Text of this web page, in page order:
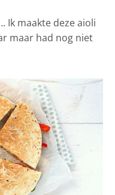
Ik maakte deze aioli
maar had nog niet